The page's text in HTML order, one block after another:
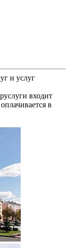
и услуг
входит
в